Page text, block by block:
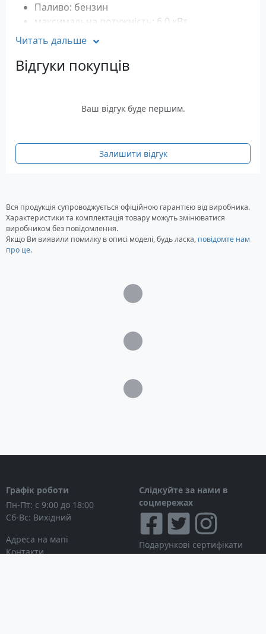
Паливо: бензин
максимальна потужність: 6.0 кВт
Номінальна потужність: 5.5 кВт
Розетки: 230 Вольт - 16 Ампер x 2 шт, DC 12
Вольт
Двигун: 4-тактний, 1 циліндр
Місткість паливного бака: 25 літрів
Гарантія: 12 місяців
Читать дальше
Відгуки покупців
Ваш відгук буде першим.
Залишити відгук
Вся продукція супроводжується офіційною гарантією від виробника.
Характеристики та комплектація товару можуть змінюватися
виробником без повідомлення.
Якщо Ви виявили помилку в описі моделі, будь ласка, повідомте нам
про це.
Графік роботи
Пн-Пт: с 9:00 до 18:00
Сб-Вс: Вихідний
Адреса на мапі
Контакти
Слідкуйте за нами в
соцмережах
Подарункові сертифікати
Дисконтні картки